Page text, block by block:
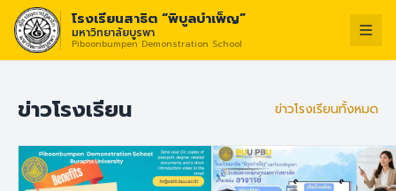
โรงเรียนสาธิต “พิบูลบำเพ็ญ”
มหาวิทยาลัยบูรพา
Piboonbumpen Demonstration School
ข่าวโรงเรียน ข่าวโรงเรียนทั้งหมด